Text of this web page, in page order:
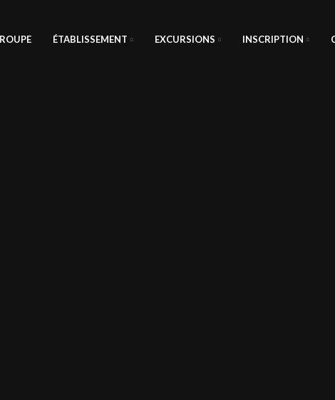
ÉTABLISSEMENT EXCURSIONS INSCRIPTION